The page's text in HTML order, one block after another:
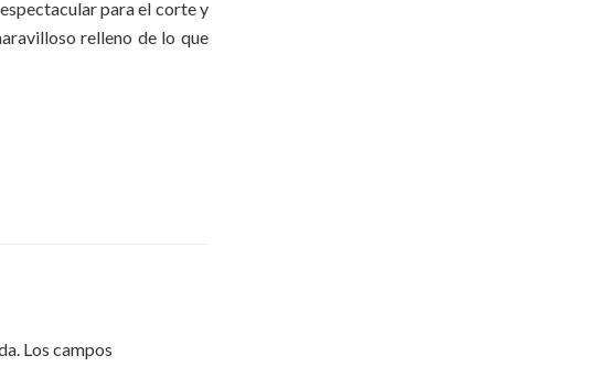
para el corte y
relleno de lo que
Los campos